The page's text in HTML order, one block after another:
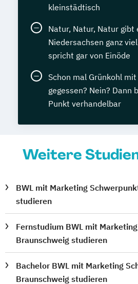
kleinstädtisch
Natur, Natur, Natur gibt
Niedersachsen ganz
spricht gar von Einöde
Schon mal Grünkohl
gegessen? Nein? Dann
Punkt verhandelbar
Weitere
BWL mit Marketing
studieren
Fernstudium BWL mit
Braunschweig studieren
Bachelor BWL mit Marketing
Braunschweig studieren